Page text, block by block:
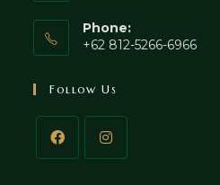
Phone:
+62 812-5266-6966
Follow Us